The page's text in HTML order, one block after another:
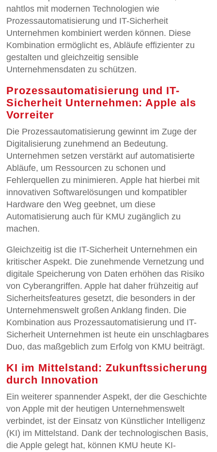
nahtlos mit modernen Technologien wie
Prozessautomatisierung und IT-Sicherheit
Unternehmen kombiniert werden können. Diese
Kombination ermöglicht es, Abläufe effizienter zu
gestalten und gleichzeitig sensible
Unternehmensdaten zu schützen.
Prozessautomatisierung und IT-
Sicherheit Unternehmen: Apple als
Vorreiter
Die Prozessautomatisierung gewinnt im Zuge der
Digitalisierung zunehmend an Bedeutung.
Unternehmen setzen verstärkt auf automatisierte
Abläufe, um Ressourcen zu schonen und
Fehlerquellen zu minimieren. Apple hat hierbei mit
innovativen Softwarelösungen und kompatibler
Hardware den Weg geebnet, um diese
Automatisierung auch für KMU zugänglich zu
machen.
Gleichzeitig ist die IT-Sicherheit Unternehmen ein
kritischer Aspekt. Die zunehmende Vernetzung und
digitale Speicherung von Daten erhöhen das Risiko
von Cyberangriffen. Apple hat daher frühzeitig auf
Sicherheitsfeatures gesetzt, die besonders in der
Unternehmenswelt großen Anklang finden. Die
Kombination aus Prozessautomatisierung und IT-
Sicherheit Unternehmen ist heute ein unschlagbares
Duo, das maßgeblich zum Erfolg von KMU beiträgt.
KI im Mittelstand: Zukunftssicherung
durch Innovation
Ein weiterer spannender Aspekt, der die Geschichte
von Apple mit der heutigen Unternehmenswelt
verbindet, ist der Einsatz von Künstlicher Intelligenz
(KI) im Mittelstand. Dank der technologischen Basis,
die Apple gelegt hat, können KMU heute KI-